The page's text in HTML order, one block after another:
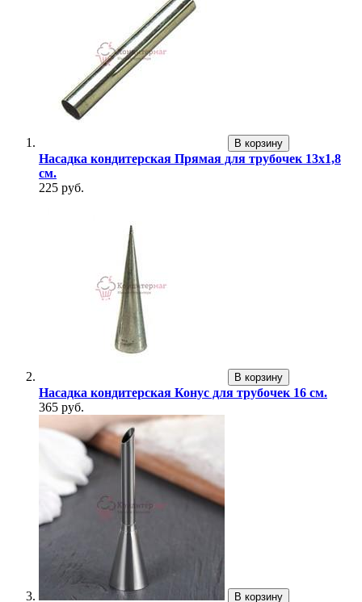
В корзину
Насадка кондитерская Прямая для трубочек 13х1,8
см.
225 руб.
В корзину
Насадка кондитерская Конус для трубочек 16 см.
365 руб.
В корзину